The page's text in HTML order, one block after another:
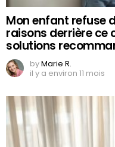
Mon enfant refuse
raisons derrière ce
solutions
byMarie R.
il y a environ 11 mois